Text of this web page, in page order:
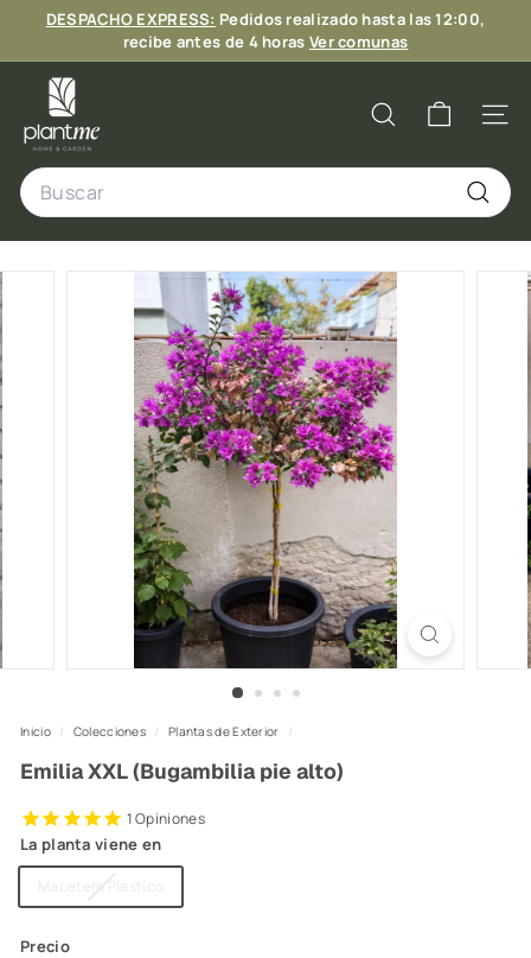
directamente
contenido
diapositivas
pausa
DESPACHO EXPRESS: Pedidos realizado hasta las 12:00,
recibe antes de 4 horas Ver comunas
6 CUOTAS
l
a
n
t
Buscar
Search
Buscar
Inicio / Colecciones / Plantas de Exterior /
Emilia XXL (Bugambilia pie alto)
1Opiniones
La planta viene en
agotada
Precio